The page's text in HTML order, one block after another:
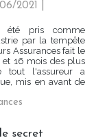
2021
été pris comme
par la tempête
Assurances fait le
et 16 mois des plus
tout l'assureur a
mis en avant de
secret